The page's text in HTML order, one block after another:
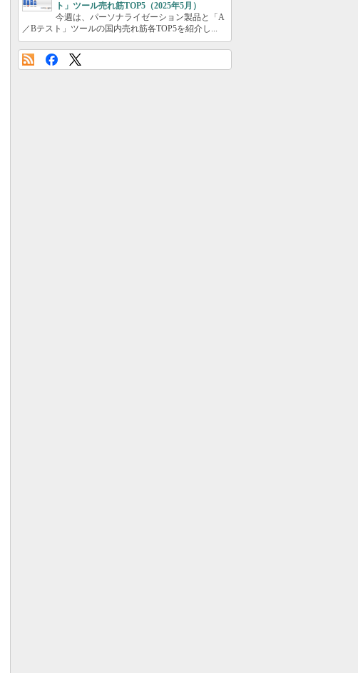
ト」ツール売れ筋TOP5（2025年5月）
今週は、パーソナライゼーション製品と「A
／Bテスト」ツールの国内売れ筋各TOP5を紹介し...